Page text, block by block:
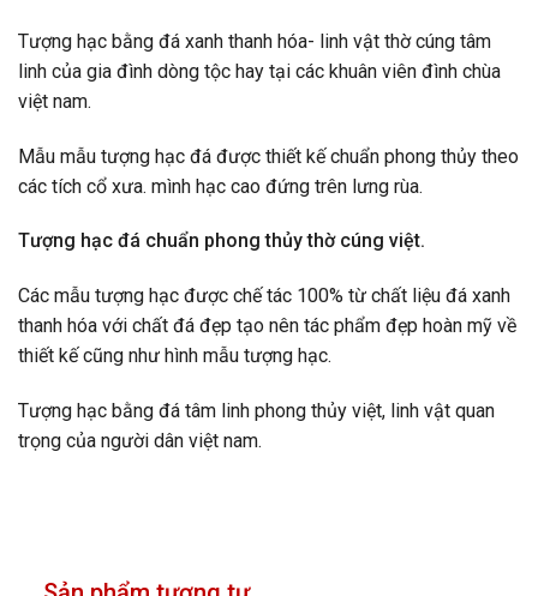
Tượng hạc bằng đá xanh thanh hóa- linh vật thờ cúng tâm
linh của gia đình dòng tộc hay tại các khuân viên đình chùa
việt nam.
Mẫu mẫu tượng hạc đá được thiết kế chuẩn phong thủy theo
các tích cổ xưa. mình hạc cao đứng trên lưng rùa.
Tượng hạc đá chuẩn phong thủy thờ cúng việt.
Các mẫu tượng hạc được chế tác 100% từ chất liệu đá xanh
thanh hóa với chất đá đẹp tạo nên tác phẩm đẹp hoàn mỹ về
thiết kế cũng như hình mẫu tượng hạc.
Tượng hạc bằng đá tâm linh phong thủy việt, linh vật quan
trọng của người dân việt nam.